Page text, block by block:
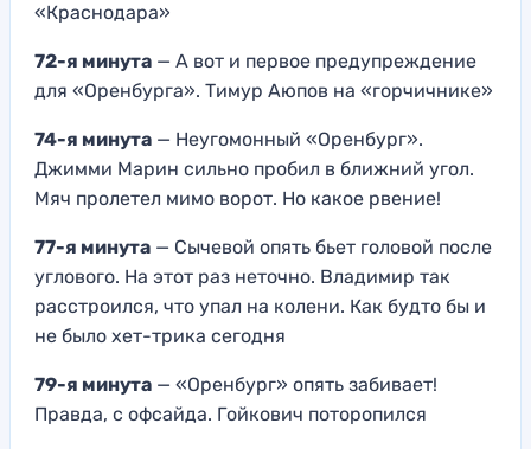
«Краснодара»
72-я минута — А вот и первое предупреждение
для «Оренбурга». Тимур Аюпов на «горчичнике»
74-я минута — Неугомонный «Оренбург».
Джимми Марин сильно пробил в ближний угол.
Мяч пролетел мимо ворот. Но какое рвение!
77-я минута — Сычевой опять бьет головой после
углового. На этот раз неточно. Владимир так
расстроился, что упал на колени. Как будто бы и
не было хет-трика сегодня
79-я минута — «Оренбург» опять забивает!
Правда, с офсайда. Гойкович поторопился